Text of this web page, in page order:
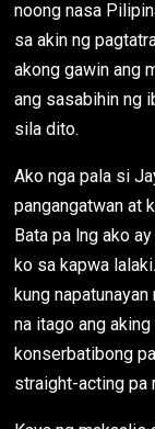
noong nasa
sa akin ng
akong gawin ang
ang sasabihin ng
sila dito.
Ako nga pala si
pangangatwan at
Bata pa lng ako
ko sa kapwa
kung
na itago ang
konserbatibong
straight-acting pa